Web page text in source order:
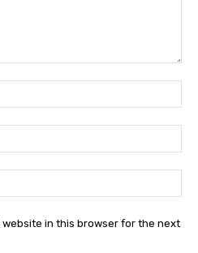
website in this browser for the next